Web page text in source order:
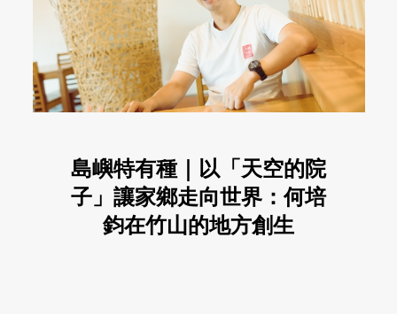
島嶼特有種｜以「天空的院
子」讓家鄉走向世界：何培
鈞在竹山的地方創生